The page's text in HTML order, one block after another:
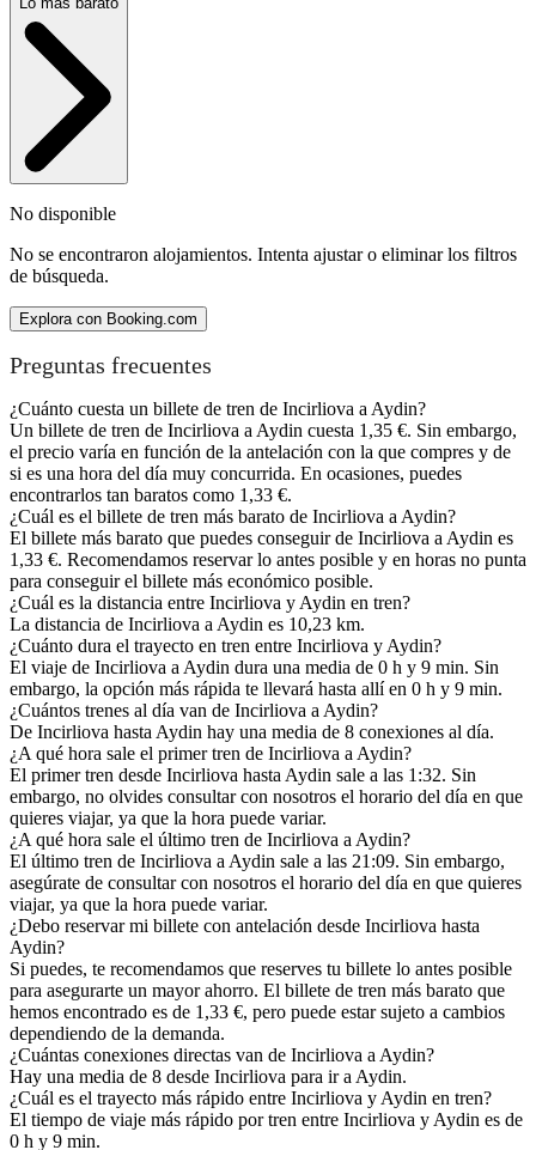
No disponible
No se encontraron alojamientos. Intenta ajustar o eliminar los filtros
de búsqueda.
Explora con Booking.com
Preguntas frecuentes
¿Cuánto cuesta un billete de tren de Incirliova a Aydin?
Un billete de tren de Incirliova a Aydin cuesta 1,35 €. Sin embargo,
el precio varía en función de la antelación con la que compres y de
si es una hora del día muy concurrida. En ocasiones, puedes
encontrarlos tan baratos como 1,33 €.
¿Cuál es el billete de tren más barato de Incirliova a Aydin?
El billete más barato que puedes conseguir de Incirliova a Aydin es
1,33 €. Recomendamos reservar lo antes posible y en horas no punta
para conseguir el billete más económico posible.
¿Cuál es la distancia entre Incirliova y Aydin en tren?
La distancia de Incirliova a Aydin es 10,23 km.
¿Cuánto dura el trayecto en tren entre Incirliova y Aydin?
El viaje de Incirliova a Aydin dura una media de 0 h y 9 min. Sin
embargo, la opción más rápida te llevará hasta allí en 0 h y 9 min.
¿Cuántos trenes al día van de Incirliova a Aydin?
De Incirliova hasta Aydin hay una media de 8 conexiones al día.
¿A qué hora sale el primer tren de Incirliova a Aydin?
El primer tren desde Incirliova hasta Aydin sale a las 1:32. Sin
embargo, no olvides consultar con nosotros el horario del día en que
quieres viajar, ya que la hora puede variar.
¿A qué hora sale el último tren de Incirliova a Aydin?
El último tren de Incirliova a Aydin sale a las 21:09. Sin embargo,
asegúrate de consultar con nosotros el horario del día en que quieres
viajar, ya que la hora puede variar.
¿Debo reservar mi billete con antelación desde Incirliova hasta
Aydin?
Si puedes, te recomendamos que reserves tu billete lo antes posible
para asegurarte un mayor ahorro. El billete de tren más barato que
hemos encontrado es de 1,33 €, pero puede estar sujeto a cambios
dependiendo de la demanda.
¿Cuántas conexiones directas van de Incirliova a Aydin?
Hay una media de 8 desde Incirliova para ir a Aydin.
¿Cuál es el trayecto más rápido entre Incirliova y Aydin en tren?
El tiempo de viaje más rápido por tren entre Incirliova y Aydin es de
0 h y 9 min.